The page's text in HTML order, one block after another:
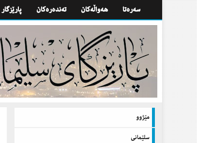
پارێزگار تەندەرەكان هه‌واڵه‌كان سه‌ره‌تا
مێژوو
سلێمانی